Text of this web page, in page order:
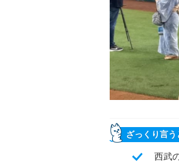
ざっくり言う
西武